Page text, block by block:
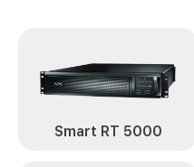
Smart RT 5000